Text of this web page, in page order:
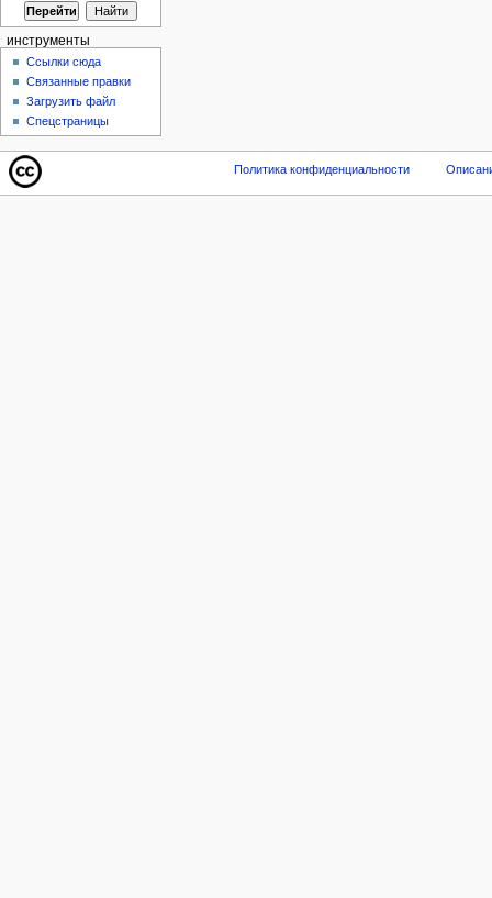
инструменты
Ссылки сюда
Связанные правки
Загрузить файл
Спецстраницы
Политика конфиденциальности